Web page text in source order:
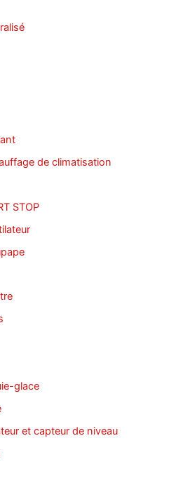
de climatisation
STOP
glace
et capteur de niveau